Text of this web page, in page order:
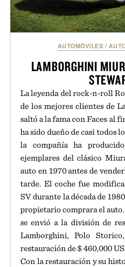
AUTOMÓVILES /
LAMBORGHINI
La leyenda del rock-n-roll
de los mejores clientes de
saltó a la fama con Faces al
ha sido dueño de casi todos
la compañía ha
ejemplares del clásico
auto en 1970 antes de
tarde. El coche fue
SV durante la década de
propietario comprara el
se envió a la división de
Lamborghini, Polo
restauración de $ 460,000
Con la restauración y su